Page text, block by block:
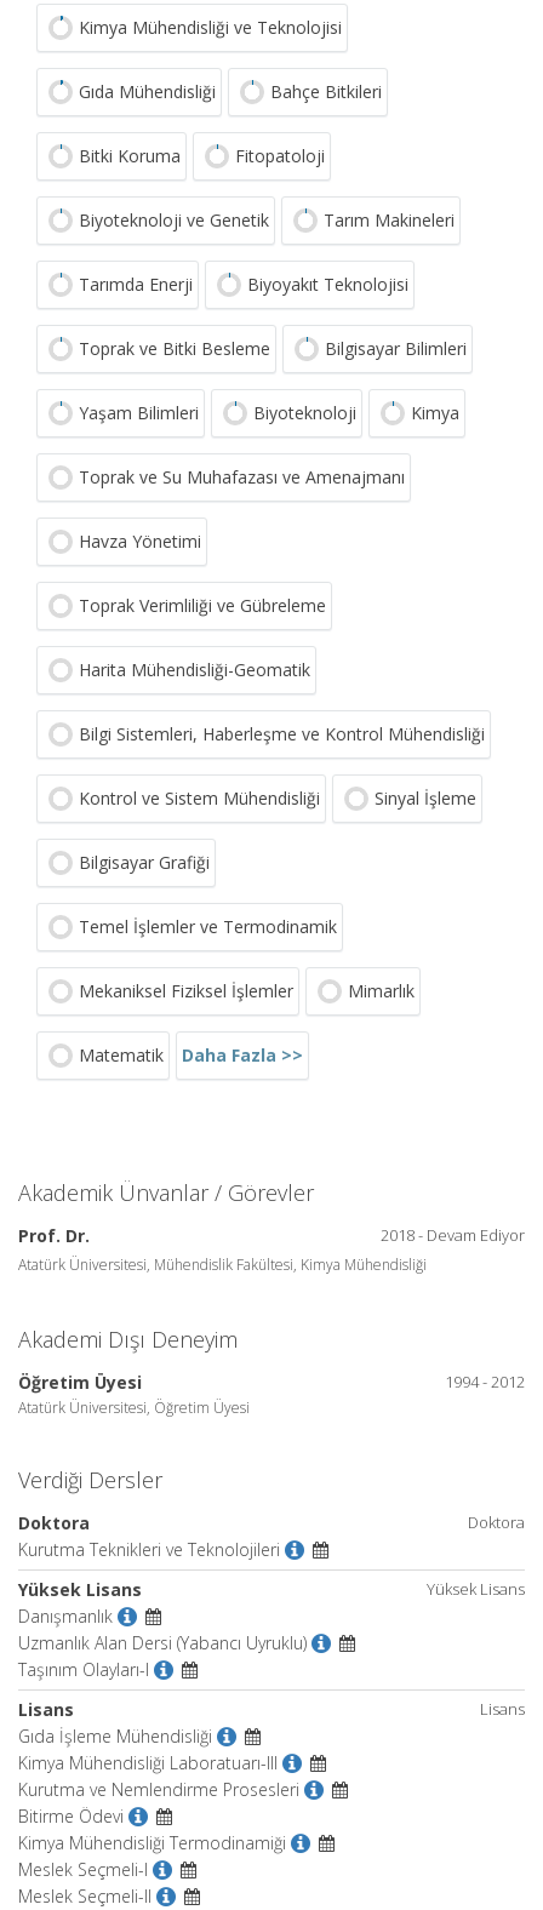
Kimya Mühendisliği ve Teknolojisi
Gıda Mühendisliği Bahçe Bitkileri
Bitki Koruma Fitopatoloji
Biyoteknoloji ve Genetik Tarım Makineleri
Tarımda Enerji Biyoyakıt Teknolojisi
Toprak ve Bitki Besleme Bilgisayar Bilimleri
Yaşam Bilimleri Biyoteknoloji Kimya
Toprak ve Su Muhafazası ve Amenajmanı
Havza Yönetimi
Toprak Verimliliği ve Gübreleme
Harita Mühendisliği-Geomatik
Bilgi Sistemleri, Haberleşme ve Kontrol Mühendisliği
Kontrol ve Sistem Mühendisliği Sinyal İşleme
Bilgisayar Grafiği
Temel İşlemler ve Termodinamik
Mekaniksel Fiziksel İşlemler Mimarlık
Matematik Daha Fazla >>
Akademik Ünvanlar / Görevler
2018 - Devam Ediyor
Prof. Dr.
Atatürk Üniversitesi, Mühendislik Fakültesi, Kimya Mühendisliği
Akademi Dışı Deneyim
1994 - 2012
Öğretim Üyesi
Atatürk Üniversitesi, Öğretim Üyesi
Verdiği Dersler
Doktora
Doktora
Kurutma Teknikleri ve Teknolojileri
Yüksek Lisans
Yüksek Lisans
Danışmanlık
Uzmanlık Alan Dersi (Yabancı Uyruklu)
Taşınım Olayları-I
Lisans
Lisans
Gıda İşleme Mühendisliği
Kimya Mühendisliği Laboratuarı-III
Kurutma ve Nemlendirme Prosesleri
Bitirme Ödevi
Kimya Mühendisliği Termodinamiği
Meslek Seçmeli-I
Meslek Seçmeli-II